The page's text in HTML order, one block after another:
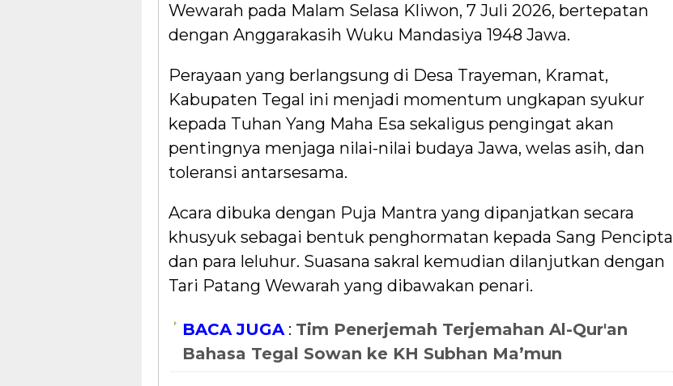
Wewarah pada Malam Selasa Kliwon, 7 Juli 2026, bertepatan
dengan Anggarakasih Wuku Mandasiya 1948 Jawa.
Perayaan yang berlangsung di Desa Trayeman, Kramat,
Kabupaten Tegal ini menjadi momentum ungkapan syukur
kepada Tuhan Yang Maha Esa sekaligus pengingat akan
pentingnya menjaga nilai-nilai budaya Jawa, welas asih, dan
toleransi antarsesama.
Acara dibuka dengan Puja Mantra yang dipanjatkan secara
khusyuk sebagai bentuk penghormatan kepada Sang Pencipta
dan para leluhur. Suasana sakral kemudian dilanjutkan dengan
Tari Patang Wewarah yang dibawakan penari.
BACA JUGA: Tim Penerjemah Terjemahan Al-Qur'an
Bahasa Tegal Sowan ke KH Subhan Ma’mun